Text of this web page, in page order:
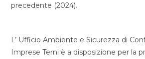
precedente (2024).
L’ Ufficio Ambiente e Sicurezza di
Imprese Terni è a disposizione per la